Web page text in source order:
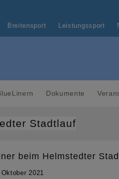
Breitensport Leistungssport
Dokumente
Stadtlauf
beim Helmstedter
2021